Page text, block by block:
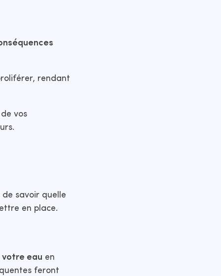
rendant
vos
savoir quelle
en place.
eau en
feront